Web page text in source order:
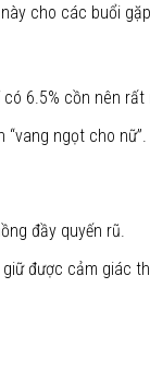
cho các buổi
6.5% cồn nên rất
ngọt cho nữ”.
đầy quyến rũ.
được cảm giác